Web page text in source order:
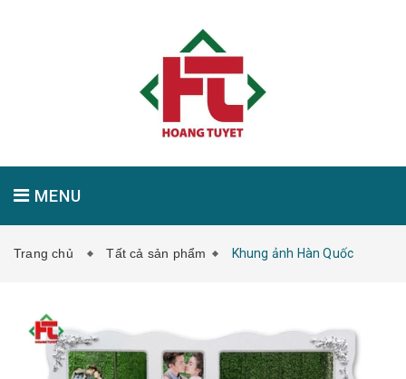
MENU
LIÊN HỆ
Trang chủ Tất cả sản phẩm Khung ảnh Hàn Quốc